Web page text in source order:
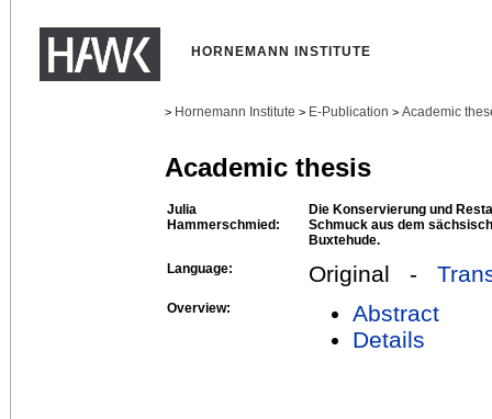
HORNEMANN INSTITUTE
> Hornemann Institute > E-Publication > Academic
Academic thesis
Julia
Hammerschmied:
Die Konservierung und
Schmuck aus dem
Buxtehude.
Language:
Original -
Overview:
Abstract
Details